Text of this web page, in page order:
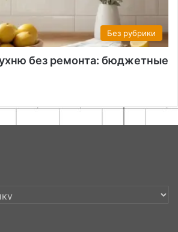
Без рубрики
без ремонта: бюджетные